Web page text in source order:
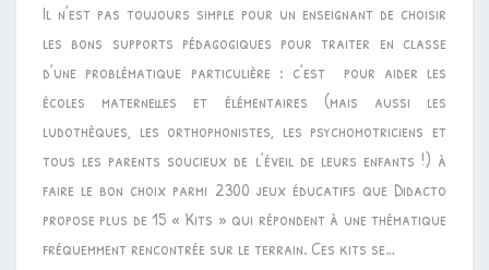
KIT
LOGIQUE
CP
Il n’est pas toujours simple pour un enseignant de choisir
les bons supports pédagogiques pour traiter en classe
d’une problématique particulière : c’est pour aider les
écoles maternelles et élémentaires (mais aussi les
ludothèques, les orthophonistes, les psychomotriciens et
tous les parents soucieux de l’éveil de leurs enfants !) à
faire le bon choix parmi 2300 jeux éducatifs que Didacto
propose plus de 15 « Kits » qui répondent à une thématique
fréquemment rencontrée sur le terrain. Ces kits se…